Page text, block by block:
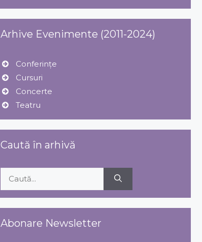
Arhive Evenimente (2011-2024)
Conferințe
Cursuri
Concerte
Teatru
Caută în arhivă
după:
Abonare Newsletter